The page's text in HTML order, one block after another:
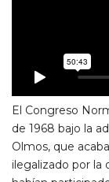
El Congreso
de 1968 bajo la
Olmos, que
ilegalizado por la